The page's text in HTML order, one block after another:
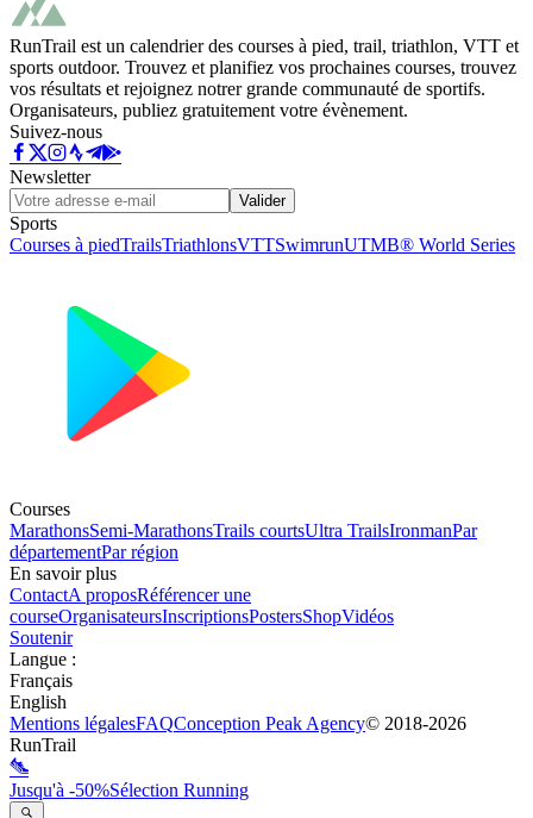
RunTrail est un calendrier des courses à pied, trail, triathlon, VTT et
sports outdoor. Trouvez et planifiez vos prochaines courses, trouvez
vos résultats et rejoignez notrer grande communauté de sportifs.
Organisateurs, publiez gratuitement votre évènement.
Suivez-nous
Newsletter
Valider
Sports
Courses à piedTrailsTriathlonsVTTSwimrunUTMB® World Series
Courses
MarathonsSemi-MarathonsTrails courtsUltra TrailsIronmanPar
départementPar région
En savoir plus
ContactA proposRéférencer une
courseOrganisateursInscriptionsPostersShopVidéos
Soutenir
Langue :
Français
English
Mentions légalesFAQConception Peak Agency© 2018-2026
RunTrail
Jusqu'à -50%Sélection Running